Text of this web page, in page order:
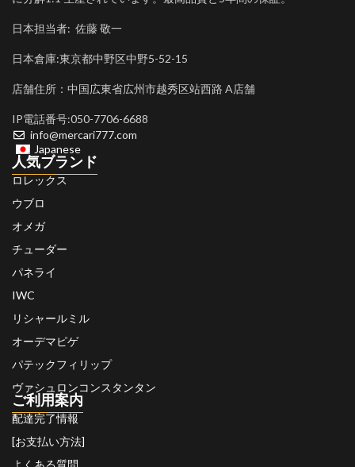
日本担当者: 佐藤 敬一
日本倉庫:東京都中野区中野5-52-15
店舗住所：中国広東省広州市越秀区站西路 A店舗
IP電話番号:050-7706-6688
info@mercari777.com
Japanese
人気ブランド
ロレックス
ウブロ
オメガ
チューダー
パネライ
IWC
リシャールミル
オーデマピゲ
パテックフィリップ
ヴァシュロンコンスタンタン
ご利用案内
配達完了情報
[お支払い方法]
よくある質問